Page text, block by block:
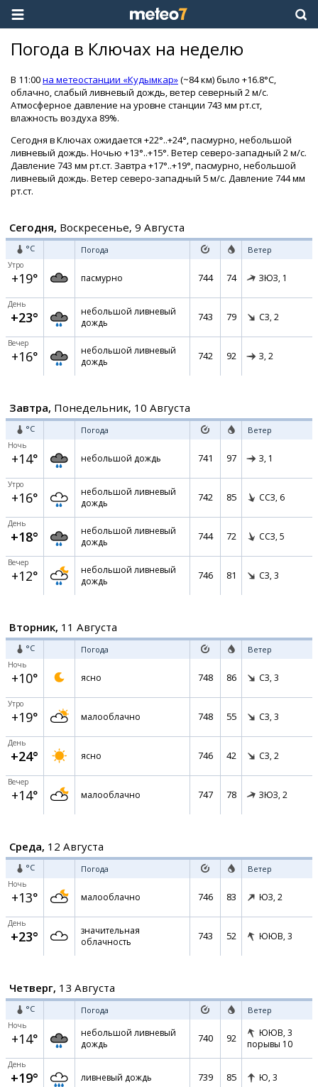
Погода в Ключах на неделю
В 11:00на метеостанции «Кудымкар»(~84 км) было +16.8°C,
облачно, слабый ливневый дождь, ветер северный 2 м/с.
Атмосферное давление на уровне станции 743 мм рт.ст,
влажность воздуха 89%.
Сегодня в Ключах ожидается +22°..+24°, пасмурно, небольшой
ливневый дождь. Ночью +13°..+15°. Ветер северо-западный 2 м/с.
Давление 743 мм рт.ст. Завтра +17°..+19°, пасмурно, небольшой
ливневый дождь. Ветер северо-западный 5 м/с. Давление 744 мм
рт.ст.
Сегодня, Воскресенье, 9 Августа
°C Погода Ветер
Утро
+19° пасмурно 744 74 ЗЮЗ, 1
День
+23°
небольшой ливневый
дождь
743 79 СЗ, 2
Вечер
+16°
небольшой ливневый
дождь
742 92 З, 2
Завтра, Понедельник, 10 Августа
°C Погода Ветер
Ночь
+14° небольшой дождь 741 97 З, 1
Утро
+16°
небольшой ливневый
дождь
742 85 ССЗ, 6
День
+18°
небольшой ливневый
дождь
744 72 ССЗ, 5
Вечер
+12°
небольшой ливневый
дождь
746 81 СЗ, 3
Вторник, 11 Августа
°C Погода Ветер
Ночь
+10° ясно 748 86 СЗ, 3
Утро
+19° малооблачно 748 55 СЗ, 3
День
+24° ясно 746 42 СЗ, 2
Вечер
+14° малооблачно 747 78 ЗЮЗ, 2
Среда, 12 Августа
°C Погода Ветер
Ночь
+13° малооблачно 746 83 ЮЗ, 2
День
+23°
значительная
облачность
743 52 ЮЮВ, 3
Четверг, 13 Августа
°C Погода Ветер
Ночь
+14°
небольшой ливневый
дождь
740 92 ЮЮВ, 3
порывы 10
День
+19° ливневый дождь 739 85 Ю, 3